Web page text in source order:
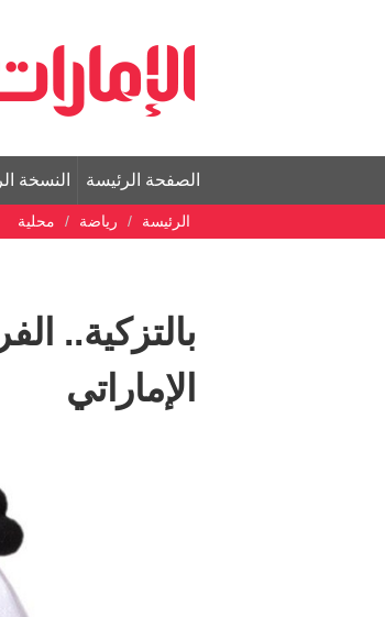
الصفحة الرئيسة النسخة
الرئيسة رياضة محلية
بالتزكية..
الإماراتي